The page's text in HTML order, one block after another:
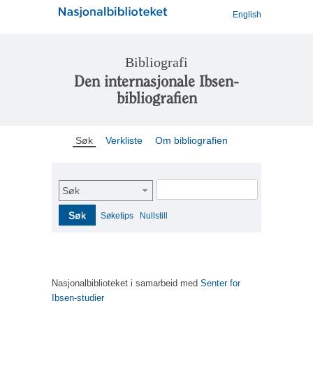
English
Bibliografi
Den internasjonale Ibsen-
bibliografien
Søk Verkliste Om bibliografien
Søk
Søk Søketips Nullstill
Nasjonalbiblioteket i samarbeid med Senter for
Ibsen-studier